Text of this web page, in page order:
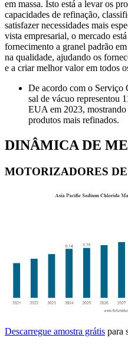
em massa. Isto está a levar os
capacidades de refinação,
satisfazer necessidades mais
vista empresarial, o mercado
fornecimento a granel padrão
na qualidade, ajudando os
e a criar melhor valor em todos
De acordo com o
sal de vácuo representou
EUA em 2023, mostrando
produtos mais refinados.
DINÂMICA DE
MOTORIZADORES
Descarregue amostra grátis para